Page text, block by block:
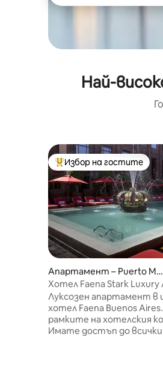
Най-
Най-популярен избор на
Избор на гостите
Апартамент – Puerto Ma
dero
Хотел Faena Stark Luxury
Пуерто Мадеро
Луксозен апартамент в
хотел Faena Buenos
рамките на хотелския
Имате достъп до всички